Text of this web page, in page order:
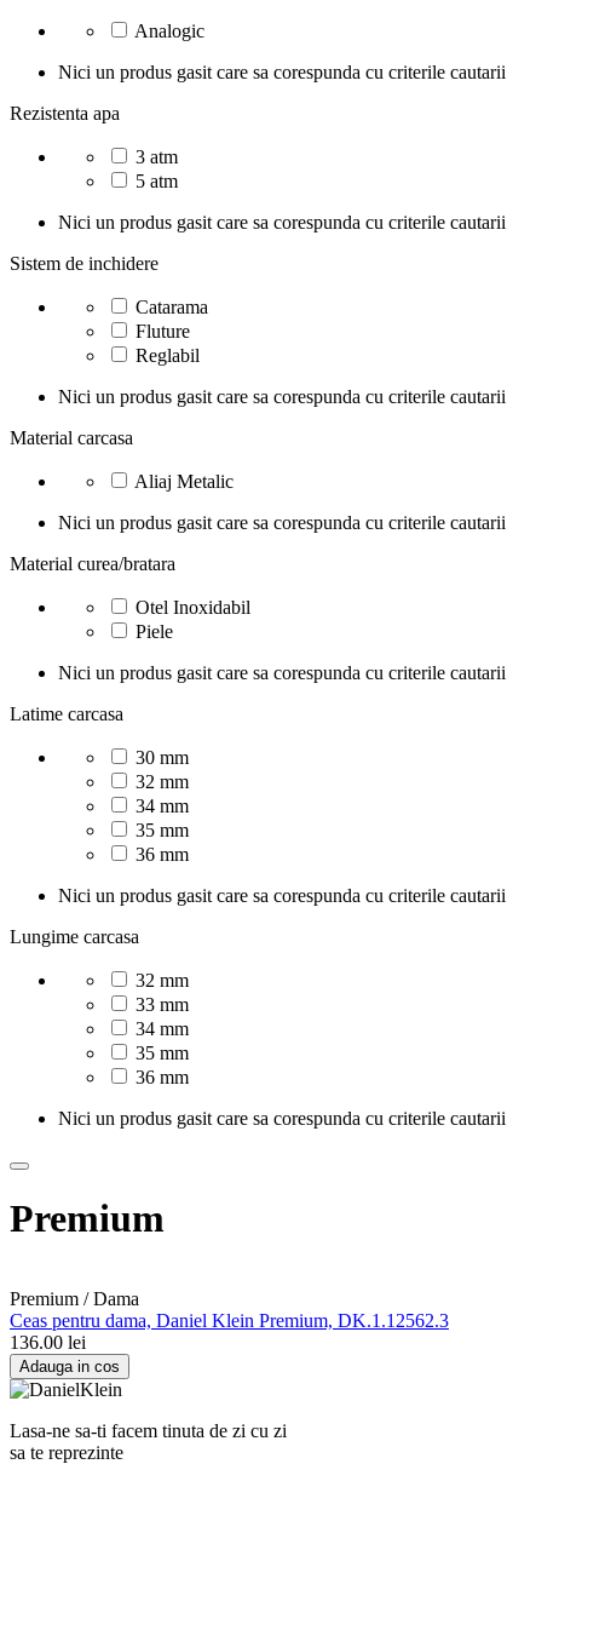
Analogic
Nici un produs gasit care sa corespunda cu criterile cautarii
Rezistenta apa
3 atm
5 atm
Nici un produs gasit care sa corespunda cu criterile cautarii
Sistem de inchidere
Catarama
Fluture
Reglabil
Nici un produs gasit care sa corespunda cu criterile cautarii
Material carcasa
Aliaj Metalic
Nici un produs gasit care sa corespunda cu criterile cautarii
Material curea/bratara
Otel Inoxidabil
Piele
Nici un produs gasit care sa corespunda cu criterile cautarii
Latime carcasa
30 mm
32 mm
34 mm
35 mm
36 mm
Nici un produs gasit care sa corespunda cu criterile cautarii
Lungime carcasa
32 mm
33 mm
34 mm
35 mm
36 mm
Nici un produs gasit care sa corespunda cu criterile cautarii
Premium
Premium / Dama
Ceas pentru dama, Daniel Klein Premium, DK.1.12562.3
136.00 lei
Adauga in cos
Lasa-ne sa-ti facem tinuta de zi cu zi
sa te reprezinte